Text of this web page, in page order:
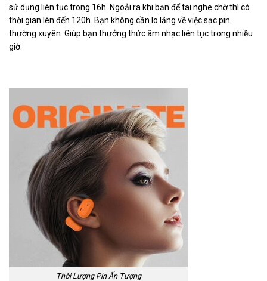
sử dụng liên tục trong 16h. Ngoải ra khi bạn để tai nghe chờ thì có
thời gian lên đến 120h. Bạn không cần lo lắng về việc sạc pin
thường xuyên. Giúp bạn thưởng thức âm nhạc liên tục trong nhiều
giờ.
Thời Lượng Pin Ấn Tượng